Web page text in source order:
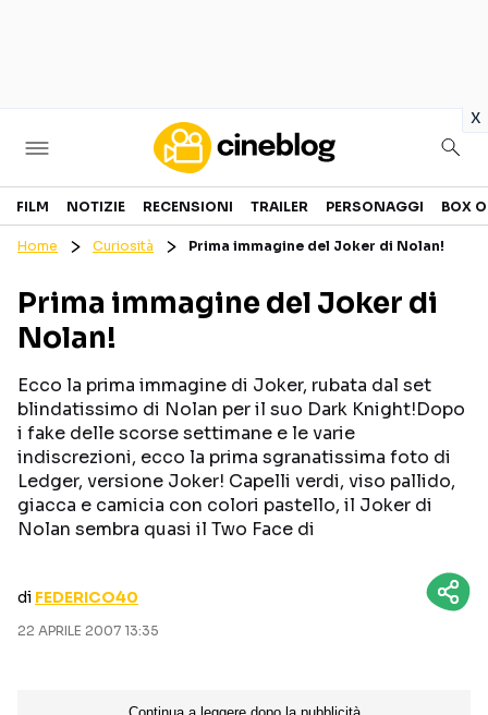
x
Cinema
GENERI
PERSONAGGI
CANALI STREAMING
Categorie
NOTIZIE
CURIOSITÀ
TRAILER
BOX OFFICE
FILM NOTIZIE RECENSIONI TRAILER PERSONAGGI BOX
Home Curiosità Prima immagine del Joker di Nolan!
Prima immagine del Joker di
Nolan!
Ecco la prima immagine di Joker, rubata dal set
blindatissimo di Nolan per il suo Dark Knight!Dopo
i fake delle scorse settimane e le varie
indiscrezioni, ecco la prima sgranatissima foto di
Ledger, versione Joker! Capelli verdi, viso pallido,
giacca e camicia con colori pastello, il Joker di
Nolan sembra quasi il Two Face di
di FEDERICO40
22 APRILE 2007 13:35